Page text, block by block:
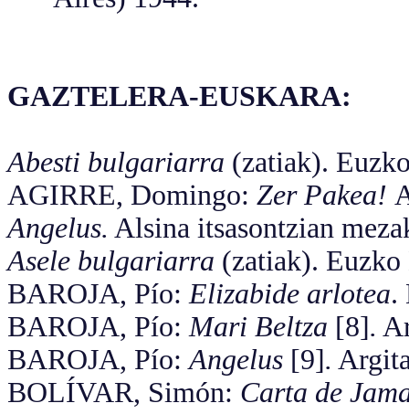
GAZTELERA-EUSKARA:
Abesti bulgariarra (zatiak).
AGIRRE, Domingo: Zer Pakea!
Angelus. Alsina itsasontzian
Asele bulgariarra (zatiak).
BAROJA, Pío:Elizabide arlotea.
BAROJA, Pío:Mari Beltza [8].
BAROJA, Pío:Angelus [9].
BOLÍVAR, Simón: Carta de